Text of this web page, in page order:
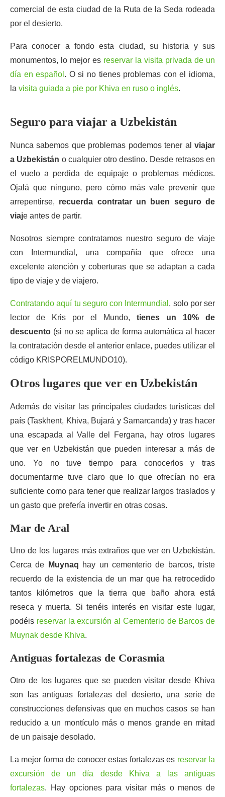
comercial de esta ciudad de la Ruta de la Seda rodeada
por el desierto.
Para conocer a fondo esta ciudad, su historia y sus
monumentos, lo mejor es reservar la visita privada de un
día en español . O si no tienes problemas con el idioma,
la visita guiada a pie por Khiva en ruso o inglés.
Seguro para viajar a Uzbekistán
Nunca sabemos que problemas podemos tener al viajar
a Uzbekistán o cualquier otro destino. Desde retrasos en
el vuelo a perdida de equipaje o problemas médicos.
Ojalá que ninguno, pero cómo más vale prevenir que
arrepentirse, recuerda contratar un buen seguro de
viaje antes de partir.
Nosotros siempre contratamos nuestro seguro de viaje
con Intermundial, una compañía que ofrece una
excelente atención y coberturas que se adaptan a cada
tipo de viaje y de viajero.
Contratando aquí tu seguro con Intermundial , solo por ser
lector de Kris por el Mundo, tienes un 10% de
descuento (si no se aplica de forma automática al hacer
la contratación desde el anterior enlace, puedes utilizar el
código KRISPORELMUNDO10).
Otros lugares que ver en Uzbekistán
Además de visitar las principales ciudades turísticas del
país (Taskhent, Khiva, Bujará y Samarcanda) y tras hacer
una escapada al Valle del Fergana, hay otros lugares
que ver en Uzbekistán que pueden interesar a más de
uno. Yo no tuve tiempo para conocerlos y tras
documentarme tuve claro que lo que ofrecían no era
suficiente como para tener que realizar largos traslados y
un gasto que prefería invertir en otras cosas.
Mar de Aral
Uno de los lugares más extraños que ver en Uzbekistán.
Cerca de
Muynaq hay un cementerio de barcos, triste
recuerdo de la existencia de un mar que ha retrocedido
tantos kilómetros que la tierra que baño ahora está
reseca y muerta. Si tenéis interés en visitar este lugar,
podéis reservar la excursión al Cementerio de Barcos de
Muynak desde Khiva.
Antiguas fortalezas de Corasmia
Otro de los lugares que se pueden visitar desde Khiva
son las antiguas fortalezas del desierto, una serie de
construcciones defensivas que en muchos casos se han
reducido a un montículo más o menos grande en mitad
de un paisaje desolado.
La mejor forma de conocer estas fortalezas es reservar la
excursión de un día desde Khiva a las antiguas
fortalezas. Hay opciones para visitar más o menos de